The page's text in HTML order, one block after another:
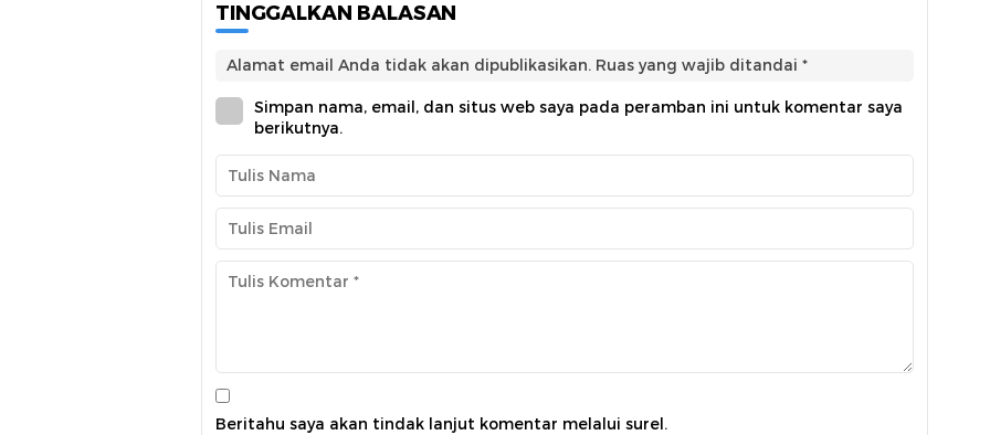
TINGGALKAN BALASAN
Alamat email Anda tidak akan dipublikasikan. Ruas yang wajib ditandai *
Simpan nama, email, dan situs web saya pada peramban ini untuk komentar saya
berikutnya.
Beritahu saya akan tindak lanjut komentar melalui surel.